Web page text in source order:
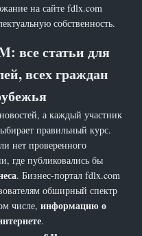
на сайте fdlx.com
собственность.
все статьи для
всех граждан
а каждый участник
правильный курс.
нет проверенного
где публиковались бы
. Бизнес-портал fdlx.com
обширный спектр
числе,информацию о
.